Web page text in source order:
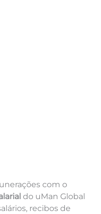
com o
do uMan Global
recibos de